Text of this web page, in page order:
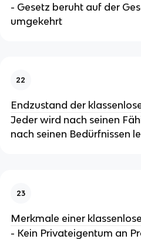
- Gesetz beruht auf der
umgekehrt
22
Endzustand der
Jeder wird nach seinen
nach seinen Bedürfnissen
23
Merkmale einer
- Kein Privateigentum an